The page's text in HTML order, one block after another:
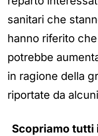
sanitari che
hanno riferito
potrebbe
in ragione della
riportate da
Scopriamo tutti